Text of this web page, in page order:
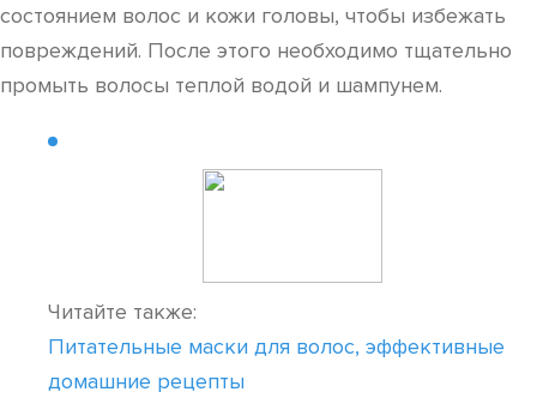
состоянием волос и кожи головы, чтобы избежать
повреждений. После этого необходимо тщательно
промыть волосы теплой водой и шампунем.
Читайте также:
Питательные маски для волос, эффективные
домашние рецепты